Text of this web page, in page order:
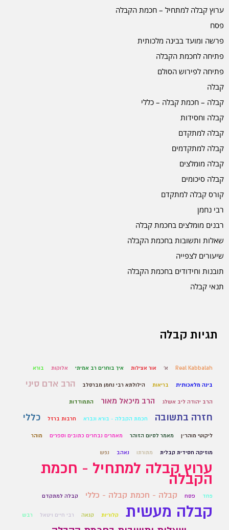
ערוץ קבלה למתחיל – חכמת הקבלה
פסח
פרשה ומועד בבינה מלכותית
פתיחה לחכמת הקבלה
פתיחה לפירוש הסולם
קבלה
קבלה – חכמת קבלה – כללי
קבלה וחסידות
קבלה למתקדם
קבלה למתקדמים
קבלה מומלצים
קבלה סיכומים
קורס קבלה למתקדם
רבי נחמן
רבנים מומלצים בחכמת קבלה
שאלות ותשובות בחכמת הקבלה
שיעורים לצפייה
תובנות וחידודים בחכמת הקבלה
תנאי קבלה
תגיות קבלה
Real Kabbalah א' אור אצילות איך בוחרים רב אמיתי אלוקות בורא
בינה מלאכותית בריאות הילולתא רבי נחמן מברסלב הרב אדם סיני
הרב יהודה ליב אשלג הרב מיכאל מאור התמודדות
חזרה בתשובה חכמת הקבלה - בורא ונברא חרבות ברזל כללי
ליקוטי מוהר״ן מאמר לסיום הזוהר מאמרים נבחרים כתובים וספרים מוהר
מוזיקה חסידית קבלית מתורתו נאהב נפש
ערוץ קבלה למתחיל - חכמת
הקבלה
פחד פסח קבלה - חכמת קבלה - כללי קבלה למתקדם
קבלה מעשית קלוריות קנאה רבי חיים ויטאל רבש